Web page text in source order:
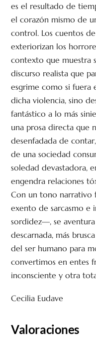
es el resultado de
el corazón mismo de
control. Los cuentos de
exteriorizan los
contexto que muestra
discurso realista que
esgrime como si fuera
dicha violencia, sino
fantástico a lo más
una prosa directa que
desenfadada de
de una sociedad
soledad devastadora,
engendra relaciones
Con un tono
exento de sarcasmo e
sordidez—, se
descarnada, más
del ser humano para
convertimos en entes
inconsciente y otra
Cecilia Eudave
Valoraciones